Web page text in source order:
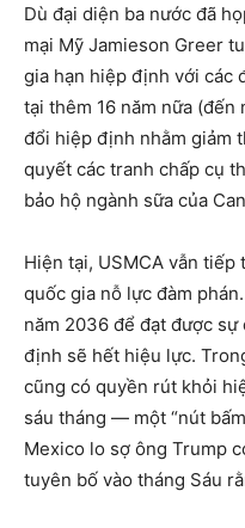
Dù đại diện ba nước đã
mại Mỹ Jamieson Greer
gia hạn hiệp định với các
tại thêm 16 năm nữa (đến
đổi hiệp định nhằm giảm
quyết các tranh chấp cụ
bảo hộ ngành sữa của
Hiện tại, USMCA vẫn
quốc gia nỗ lực đàm
năm 2036 để đạt được
định sẽ hết hiệu lực.
cũng có quyền rút khỏi
sáu tháng — một “nút
Mexico lo sợ ông Trump
tuyên bố vào tháng Sáu